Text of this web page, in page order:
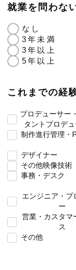
就業を問わな
なし
3年未満
3年以上
5年以上
これまでの経
プロデューサー
タントプロデ
制作進行管理・
デザイナー
その他映像技術
事務・デスク
エンジニア・プ
ー
営業・カスタマ
ス
その他